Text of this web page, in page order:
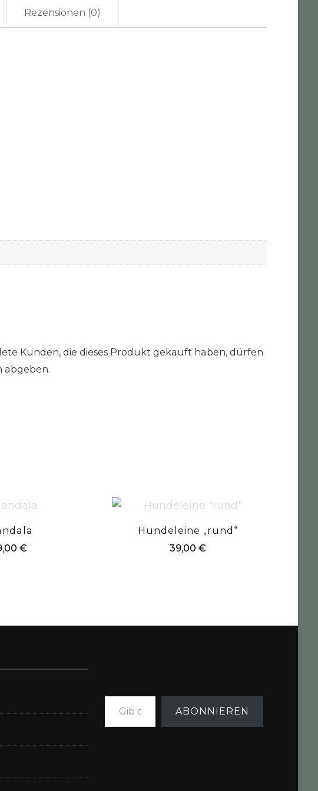
Rezensionen (0)
Kunden, die dieses Produkt gekauft haben, dürfen
abgeben.
€
Hundeleine „rund“
39,00€
Gib deine E-Mail-Adresse ein ...
ABONNIEREN